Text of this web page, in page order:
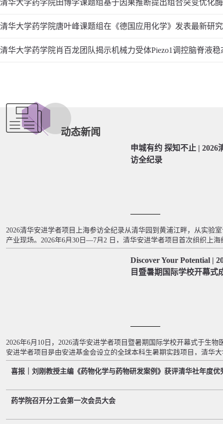
清华大学药学院唐叶峰课题组在《德国应用化学》发表最新研
动态新闻
申城有约 探知不止 | 2026
访全纪录
2026清华安进学者项目上海参访全纪录从清华园到黄浦江畔，从实验
产业现场。2026年6月30日—7月2 日，清华安进学者项目首次组织上
里先后走进顶尖新型研发机构、全球制药企业，也漫步海派文化地标
度与人文温度的探索之旅。Day1探访SANS走进顶尖科研机构，开启
行的首个目的地 ——上海尚思自然科学院。6月30日下午，师生们步入
Discover Your Potential |
目暨暑期国际学校开幕式
2026年6月10日，2026清华安进学者项目暨暑期国际学校开幕式于生物
安进学者项目是由安进基金会设立的全球本科生暑期实践项目，清华
成为“安进学者”项目的主办机构。2026年清华安进学者项目暨暑期国
学者们将进入校园，开始为期8周的暑期科研项目。此外，今年安进项
喜报｜刘刚教授主编《药物化学与药物研发案例》获评清华社年度优
药学院召开分工会第一次会员大会